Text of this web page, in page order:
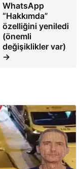
WhatsApp
“Hakkımda”
özelliğini yeniledi
(önemli
değişiklikler var)
→